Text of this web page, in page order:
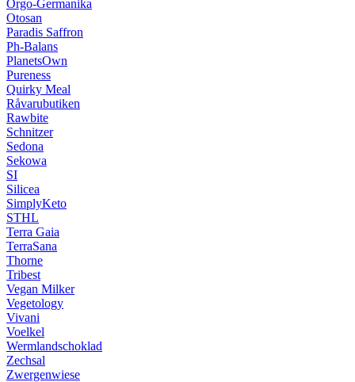
Orgo-Germanika
Otosan
Paradis Saffron
Ph-Balans
PlanetsOwn
Pureness
Quirky Meal
Råvarubutiken
Rawbite
Schnitzer
Sedona
Sekowa
SI
Silicea
SimplyKeto
STHL
Terra Gaia
TerraSana
Thorne
Tribest
Vegan Milker
Vegetology
Vivani
Voelkel
Wermlandschoklad
Zechsal
Zwergenwiese